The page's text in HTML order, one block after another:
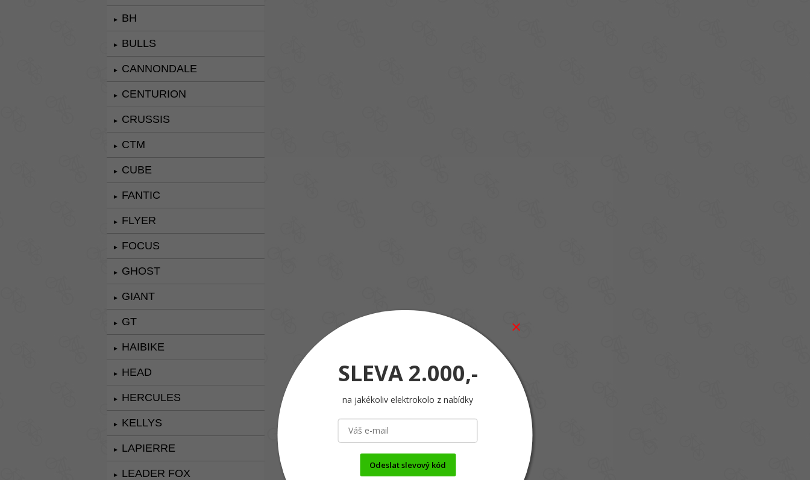
► BH
► BULLS
► CANNONDALE
► CENTURION
► CRUSSIS
► CTM
► CUBE
► FANTIC
► FLYER
► FOCUS
► GHOST
► GIANT
► GT
► HAIBIKE
► HEAD
► HERCULES
► KELLYS
► LAPIERRE
► LEADER FOX
SLEVA 2.000,-
na jakékoliv elektrokolo z nabídky
Odeslat slevový kód